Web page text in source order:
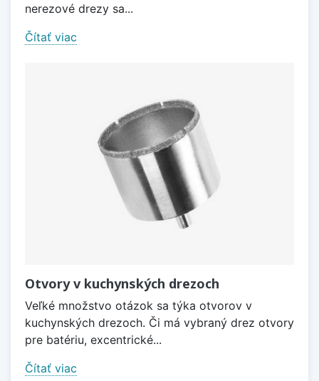
nerezové drezy sa...
Čítať viac
Otvory v kuchynských drezoch
Veľké množstvo otázok sa týka otvorov v
kuchynských drezoch. Či má vybraný drez otvory
pre batériu, excentrické...
Čítať viac